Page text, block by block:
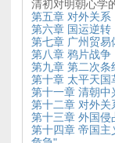
清初对明朝心学
第五章 对外关系
第六章 国运逆转
第七章 广州贸易
第八章 鸦片战争
第九章 第二次条
第十章 太平天国
第十一章 清朝中
第十二章 对外
第十三章 外国侵
第十四章 帝国主